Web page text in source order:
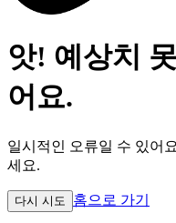
앗! 예상치
어요.
일시적인 오류일 수 있어
세요.
다시 시도 홈으로 가기